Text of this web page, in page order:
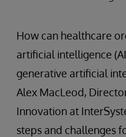
How can healthcare
artificial intelligence
generative artificial
Alex MacLeod,
Innovation at
steps and challenges